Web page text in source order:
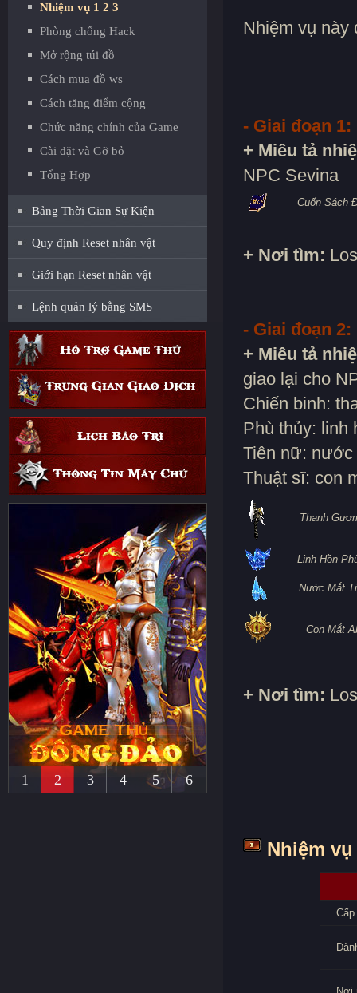
Nhiệm vụ 1 2 3
Phòng chống Hack
Mở rộng túi đồ
Cách mua đồ ws
Cách tăng điểm cộng
Chức năng chính của Game
Cài đặt và Gỡ bỏ
Tổng Hợp
Bảng Thời Gian Sự Kiện
Quy định Reset nhân vật
Giới hạn Reset nhân vật
Lệnh quản lý bằng SMS
1 2 3 4 5 6
Nhiệm vụ này
- Giai đoạn 1:
+ Miêu tả
NPC Sevina
Cuốn Sách
+ Nơi tìm:
- Giai đoạn 2:
+ Miêu tả
giao lại cho
Chiến binh:
Phù thủy: linh
Tiên nữ:
Thuật sĩ: con
Thanh
Linh Hồn
Nước Mắt
Con Mắt
+ Nơi tìm:
Nhiệm